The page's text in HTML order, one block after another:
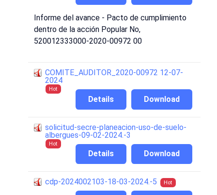
Informe del avance - Pacto de cumplimiento
dentro de la acción Popular No,
520012333000-2020-00972 00
COMITE_AUDITOR_2020-00972 12-07-
2024
Hot
Download
Details
solicitud-secre-planeacion-uso-de-suelo-
albergues-09-02-2024.-3
Hot
Download
Details
cdp-2024002103-18-03-2024.-5 Hot